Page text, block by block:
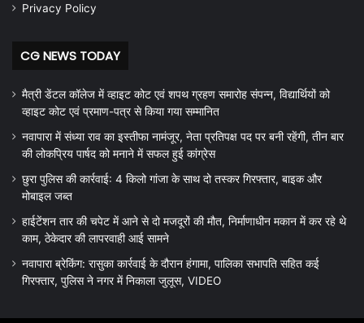
Privacy Policy
CG NEWS TODAY
मैत्री डेंटल कॉलेज में व्हाइट कोट एवं शपथ ग्रहण समारोह संपन्न, विद्यार्थियों को
व्हाइट कोट एवं प्रमाण-पत्र से किया गया सम्मानित
नवापारा में संध्या राव का इस्तीफा नामंजूर, नेता प्रतिपक्ष पद पर बनी रहेंगी, तीन बार
की लोकप्रिय पार्षद को मनाने में सफल हुई कांग्रेस
छुरा पुलिस की कार्रवाई: 4 किलो गांजा के साथ दो तस्कर गिरफ्तार, बाइक और
मोबाइल जब्त
हाईटेंशन तार की चपेट में आने से दो मजदूरों की मौत, निर्माणाधीन मकान में कर रहे थे
काम, ठेकेदार की लापरवाही आई सामने
नवापारा ब्रेकिंग: रासुका कार्रवाई के दौरान हंगामा, पालिका सभापति सहित कई
गिरफ्तार, पुलिस ने नगर में निकाला जुलूस, VIDEO